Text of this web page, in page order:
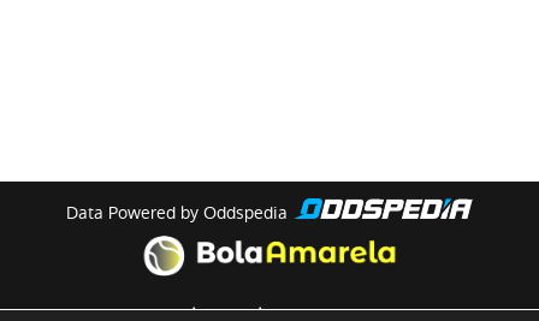
Data Powered by Oddspedia